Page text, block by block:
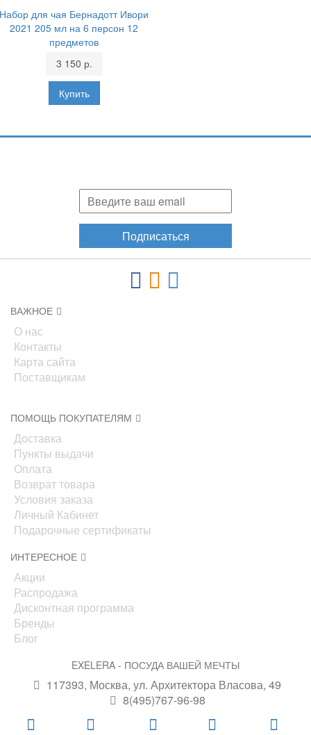
Набор для чая Бернадотт Ивори
2021 205 мл на 6 персон 12
предметов
3 150 р.
Подписаться
ВАЖНОЕ
О нас
Контакты
Карта сайта
Поставщикам
ПОМОЩЬ ПОКУПАТЕЛЯМ
Доставка
Пункты выдачи
Оплата
Возврат товара
Условия заказа
Личный Кабинет
Подарочные сертификаты
ИНТЕРЕСНОЕ
Акции
Распродажа
Дисконтная программа
Бренды
Блог
EXELERA - ПОСУДА ВАШЕЙ МЕЧТЫ
117393, Москва, ул. Архитектора Власова, 49
8(495)767-96-98
info@exelera.ru